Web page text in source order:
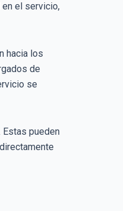
el servicio,
hacia los
de
se
pueden